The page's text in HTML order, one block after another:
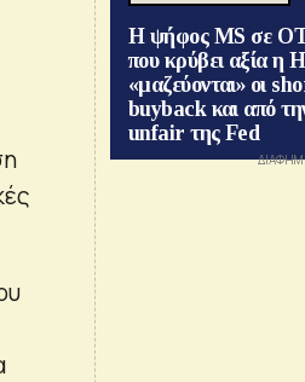
Η ψήφος MS σε
που κρύβει αξία η
«μαζεύονται» οι
buyback και από
unfair της Fed